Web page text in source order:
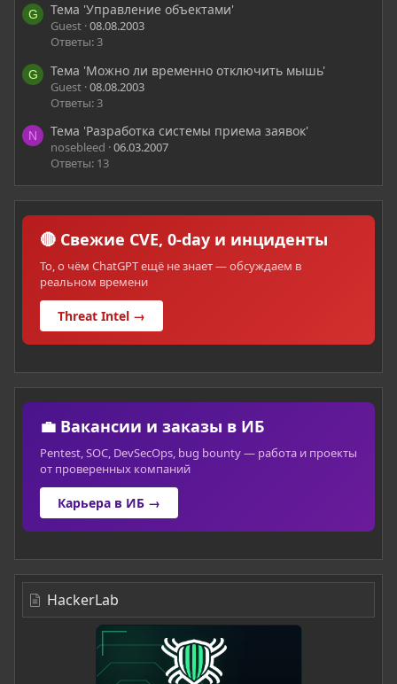
G Тема 'Управление объектами'
Guest 08.08.2003
Ответы: 3
G Тема 'Можно ли временно отключить мышь'
Guest 08.08.2003
Ответы: 3
N Тема 'Разработка системы приема заявок'
nosebleed 06.03.2007
Ответы: 13
🔴 Свежие CVE, 0-day и инциденты
То, о чём ChatGPT ещё не знает — обсуждаем в
реальном времени
Threat Intel →
💼 Вакансии и заказы в ИБ
Pentest, SOC, DevSecOps, bug bounty — работа и проекты
от проверенных компаний
Карьера в ИБ →
HackerLab